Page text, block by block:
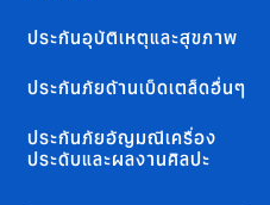
ประกันอุบัติเหตุและสุขภาพ
ประกันภัยด้านเบ็ดเตล็ดอื่นๆ
ประกันภัยอัญมณีเครื่อง
ประดับและผลงานศิลปะ